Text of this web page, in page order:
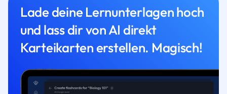
Lade deine Lernunterlagen hoch
und lass dir von AI direkt
Karteikarten erstellen. Magisch!